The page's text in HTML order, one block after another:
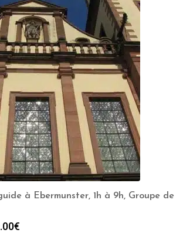
à Ebermunster, 1h à 9h, Groupe de
€